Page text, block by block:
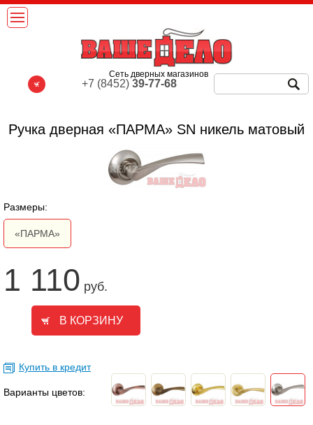
Ручка дверная «ПАРМА» SN никель матовый
Размеры:
«ПАРМА»
1 110 руб.
Купить в кредит
Варианты цветов:
Сеть дверных магазинов
+7 (8452)39-77-68